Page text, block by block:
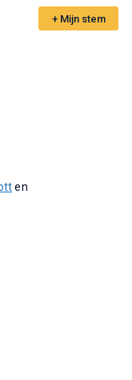
+ Mijn stem
en